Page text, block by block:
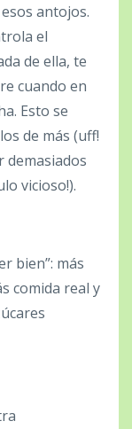
antojos.
el
de ella, te
cuando en
Esto se
de más (uff!
demasiados
vicioso!).
bien”: más
comida real y